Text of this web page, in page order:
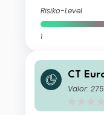
Risiko-Level
1
CT
me
Valor: